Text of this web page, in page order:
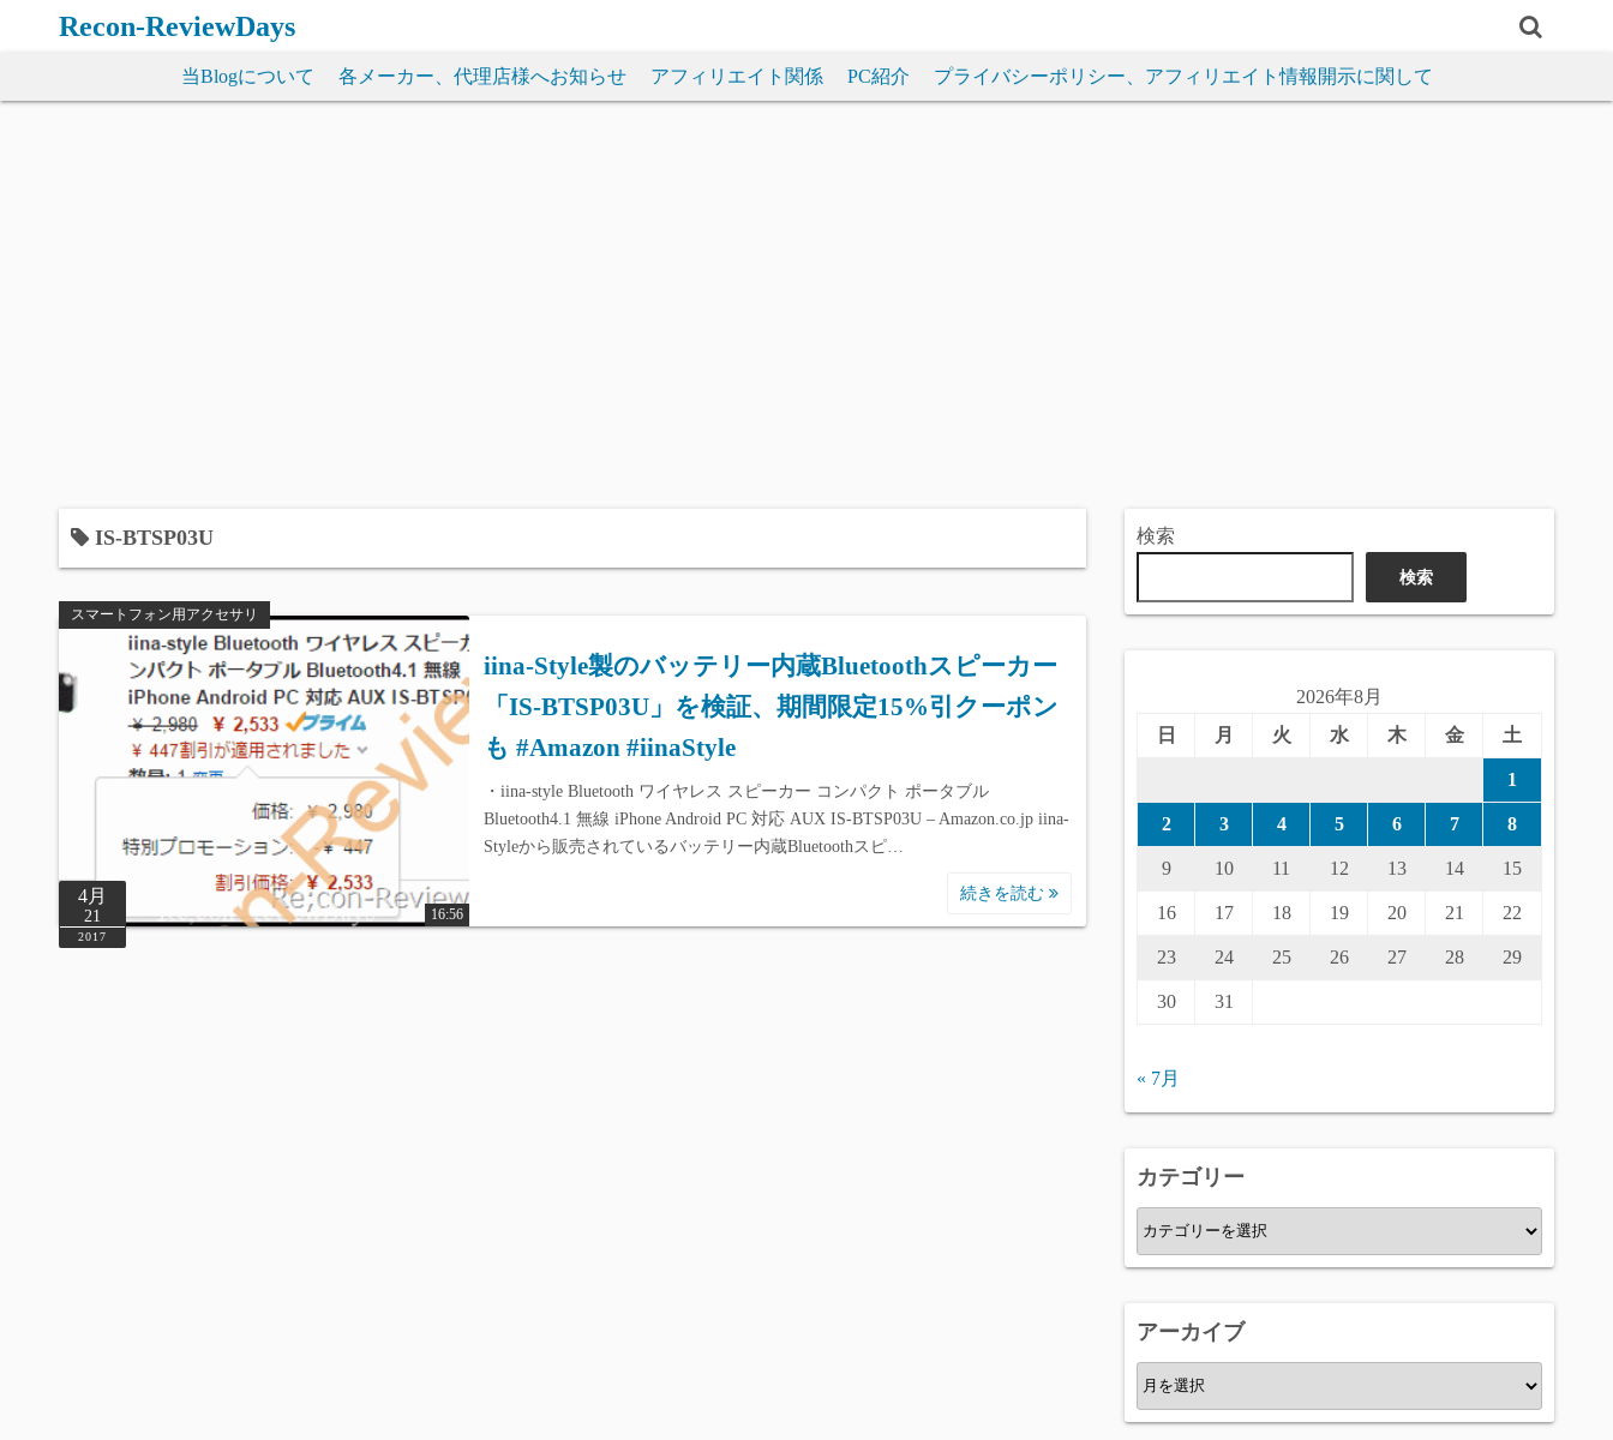
ン
Recon-ReviewDays
当Blogについて 各メーカー、代理店様へお知らせ アフィリエイト関係 PC紹介 プライバシーポリシー、アフィリエイト情報開示に関して
IS-BTSP03U
スマートフォン用アクセサリ
4月
21
2017
16:56
iina-Style製のバッテリー内蔵Bluetoothスピーカー
「IS-BTSP03U」を検証、期間限定15%引クーポン
も #Amazon #iinaStyle
・iina-style Bluetooth ワイヤレス スピーカー コンパクト ポータブル
Bluetooth4.1 無線 iPhone Android PC 対応 AUX IS-BTSP03U – Amazon.co.jp iina-
Styleから販売されているバッテリー内蔵Bluetoothスピ…
続きを読む
検索
検索
2026年8月
日
月 火 水 木 金 土
1
2 3 4 5 6 7 8
9 10 11 12 13 14 15
16 17 18 19 20 21 22
23 24 25 26 27 28 29
30 31
« 7月
カテゴリー
カ
テ
ー
アーカイブ
ア
ー